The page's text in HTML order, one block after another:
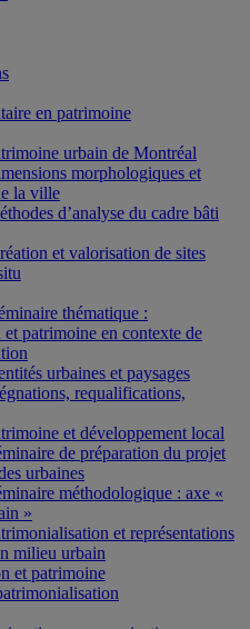
en patrimoine
urbain de Montréal
morphologiques et
la ville
d’analyse du cadre bâti
et valorisation de sites
thématique :
patrimoine en contexte de
urbaines et paysages
requalifications,
et développement local
de préparation du projet
urbaines
méthodologique : axe «
»
et représentations
milieu urbain
et patrimoine